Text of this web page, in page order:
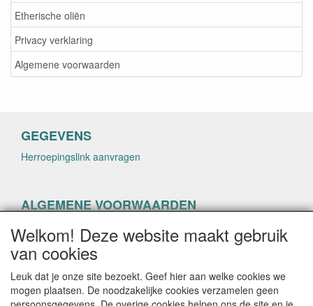
Etherische oliën
Privacy verklaring
Algemene voorwaarden
GEGEVENS
Herroepingslink aanvragen
ALGEMENE VOORWAARDEN
Herroepingslink aanvragen
Welkom! Deze website maakt gebruik
van cookies
Leuk dat je onze site bezoekt. Geef hier aan welke cookies we
mogen plaatsen. De noodzakelijke cookies verzamelen geen